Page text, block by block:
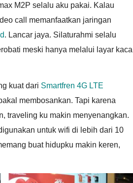
M2P selalu aku pakai. Kalau
call memanfaatkan jaringan
. Lancar jaya. Silaturahmi selalu
meski hanya melalui layar kaca
kuat dari Smartfren 4G LTE
membosankan. Tapi karena
traveling ku makin menyenangkan.
untuk wifi di lebih dari 10
buat hidupku makin keren,